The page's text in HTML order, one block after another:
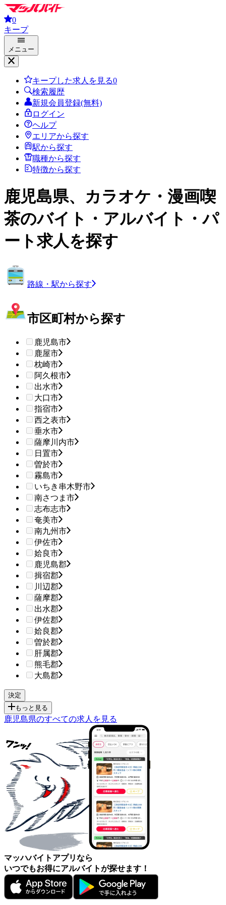
0
キープ
メニュー
キープした求人を見る0
検索履歴
新規会員登録(無料)
ログイン
ヘルプ
エリアから探す
駅から探す
職種から探す
特徴から探す
鹿児島県、カラオケ・漫画喫
茶のバイト・アルバイト・パ
ート求人を探す
路線・駅から探す
市区町村から探す
鹿児島市
鹿屋市
枕崎市
阿久根市
出水市
大口市
指宿市
西之表市
垂水市
薩摩川内市
日置市
曽於市
霧島市
いちき串木野市
南さつま市
志布志市
奄美市
南九州市
伊佐市
姶良市
鹿児島郡
揖宿郡
川辺郡
薩摩郡
出水郡
伊佐郡
姶良郡
曽於郡
肝属郡
熊毛郡
大島郡
もっと見る
鹿児島県のすべての求人を見る
マッハバイトアプリなら
いつでもお得にアルバイトが探せます！